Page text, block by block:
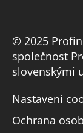
© 2025
společnost
slovenskými
Nastavení
Ochrana